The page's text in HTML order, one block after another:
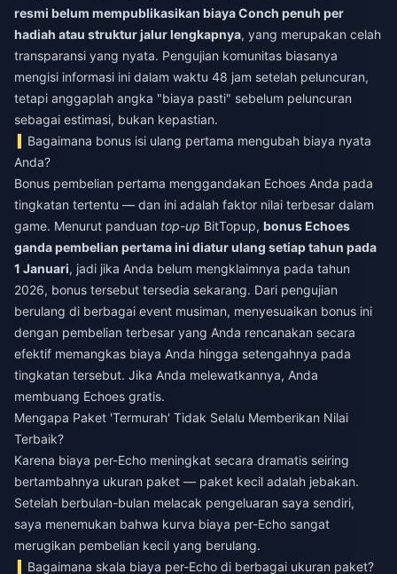
resmi belum mempublikasikan biaya Conch penuh per
hadiah atau struktur jalur lengkapnya, yang merupakan celah
transparansi yang nyata. Pengujian komunitas biasanya
mengisi informasi ini dalam waktu 48 jam setelah peluncuran,
tetapi anggaplah angka "biaya pasti" sebelum peluncuran
sebagai estimasi, bukan kepastian.
Bagaimana bonus isi ulang pertama mengubah biaya nyata
Anda?
Bonus pembelian pertama menggandakan Echoes Anda pada
tingkatan tertentu — dan ini adalah faktor nilai terbesar dalam
game. Menurut panduan top-up BitTopup, bonus Echoes
ganda pembelian pertama ini diatur ulang setiap tahun pada
1 Januari, jadi jika Anda belum mengklaimnya pada tahun
2026, bonus tersebut tersedia sekarang. Dari pengujian
berulang di berbagai event musiman, menyesuaikan bonus ini
dengan pembelian terbesar yang Anda rencanakan secara
efektif memangkas biaya Anda hingga setengahnya pada
tingkatan tersebut. Jika Anda melewatkannya, Anda
membuang Echoes gratis.
Mengapa Paket 'Termurah' Tidak Selalu Memberikan Nilai
Terbaik?
Karena biaya per-Echo meningkat secara dramatis seiring
bertambahnya ukuran paket — paket kecil adalah jebakan.
Setelah berbulan-bulan melacak pengeluaran saya sendiri,
saya menemukan bahwa kurva biaya per-Echo sangat
merugikan pembelian kecil yang berulang.
Bagaimana skala biaya per-Echo di berbagai ukuran paket?